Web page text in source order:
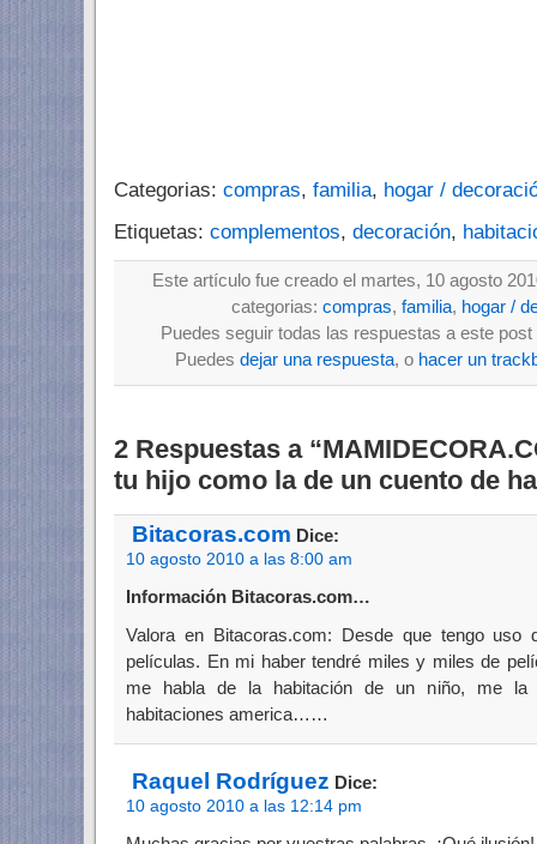
Categorias: compras, familia, hogar /
Etiquetas: complementos, decoración,
Este artículo fue creado el martes, 10 agosto
categorias: compras, familia, hogar /
Puedes seguir todas las respuestas a este
Puedes dejar una respuesta, o hacer un
2 Respuestas a
tu hijo como la de un cuento de
Bitacoras.com Dice:
10 agosto 2010 a las 8:00 am
Información Bitacoras.com…
Valora en Bitacoras.com: Desde que tengo uso
películas. En mi haber tendré miles y miles de
me habla de la habitación de un niño, me la
habitaciones america……
Raquel Rodríguez Dice:
10 agosto 2010 a las 12:14 pm